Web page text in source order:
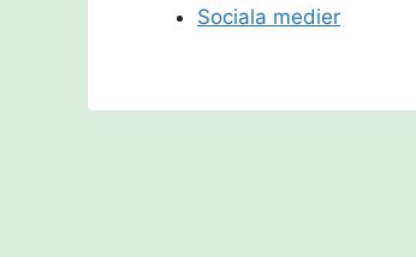
Sociala medier